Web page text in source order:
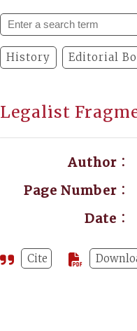
History Editorial
Legalist
Author：
Page Number：
Date：
Cite